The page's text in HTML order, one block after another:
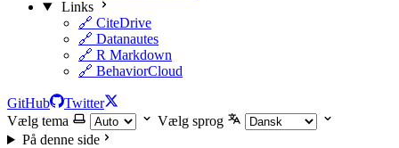
Links
🔗 CiteDrive
🔗 Datanautes
🔗 R Markdown
🔗 BehaviorCloud
GitHub
Twitter
Vælg tema
Vælg sprog
På denne side